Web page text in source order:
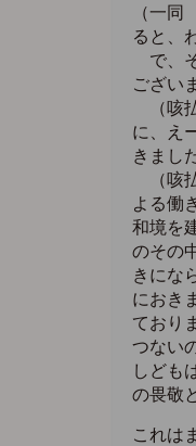
（一
ると、
で、
ござい
（咳
に、え
きまし
（咳
よる働
和境を
のその
きにな
におき
ており
つない
しども
の畏敬
これは